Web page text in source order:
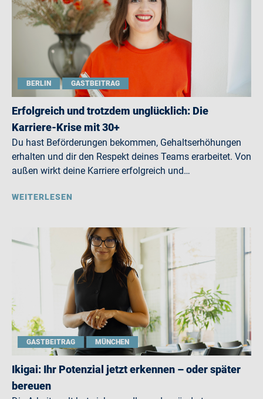
BERLIN GASTBEITRAG
Erfolgreich und trotzdem unglücklich: Die
Karriere-Krise mit 30+
Du hast Beförderungen bekommen, Gehaltserhöhungen
erhalten und dir den Respekt deines Teams erarbeitet. Von
außen wirkt deine Karriere erfolgreich und…
WEITERLESEN
GASTBEITRAG MÜNCHEN
Ikigai: Ihr Potenzial jetzt erkennen – oder später
bereuen